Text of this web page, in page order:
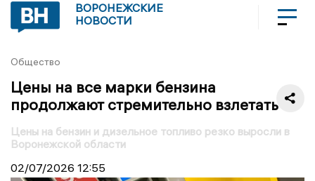
ВОРОНЕЖСКИЕ
НОВОСТИ
Общество
Цены на все марки бензина
продолжают стремительно взлетать
Цены на бензин и дизельное топливо резко выросли в
Воронежской области
02/07/2026 12:55